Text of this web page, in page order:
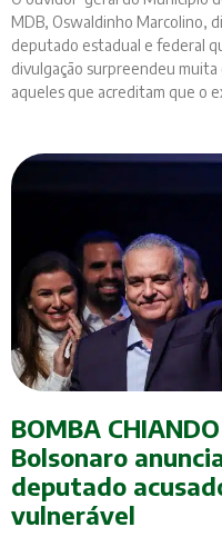
MDB, Oswaldinho Marcolino,
deputado estadual e federal
divulgação surpreendeu
aqueles que acreditam que o
BOMBA
Bolsonaro
deputado
vulnerável